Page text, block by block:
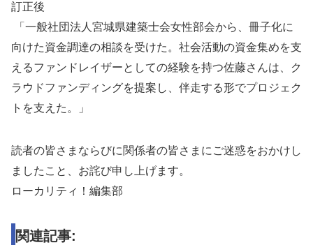
訂正後
「一般社団法人宮城県建築士会女性部会から、冊子化に
向けた資金調達の相談を受けた。社会活動の資金集めを支
えるファンドレイザーとしての経験を持つ佐藤さんは、ク
ラウドファンディングを提案し、伴走する形でプロジェク
トを支えた。」
読者の皆さまならびに関係者の皆さまにご迷惑をおかけし
ましたこと、お詫び申し上げます。
ローカリティ！編集部
関連記事: